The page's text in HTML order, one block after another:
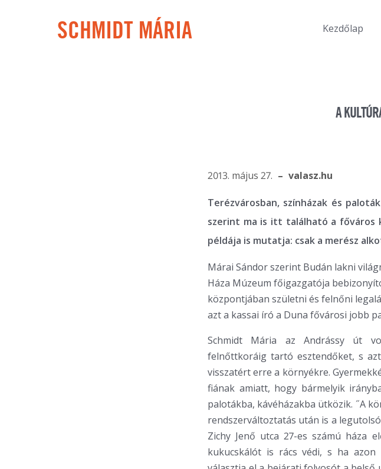
SCHMIDT MÁRIA Kezdőlap
A
2013. május 27. valasz.hu
Terézvárosban, színházak és
szerint ma is itt található a főváros
példája is mutatja: csak a merész
Márai Sándor szerint Budán lakni
Háza Múzeum főigazgatója
központjában születni és felnőni
azt a kassai író a Duna fővárosi jobb
Schmidt Mária az Andrássy út
felnőttkoráig tartó esztendőket, s
visszatért erre a környékre.
fiának amiatt, hogy bármelyik
palotákba, kávéházakba ütközik. ˝A
rendszerváltoztatás után is a
Zichy Jenő utca 27-es számú háza
kukucskálót is rács védi, s ha